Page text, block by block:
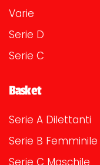
Varie
Serie D
Serie C
Basket
Serie A Dilettanti
Serie B Femminile
Serie C Maschile